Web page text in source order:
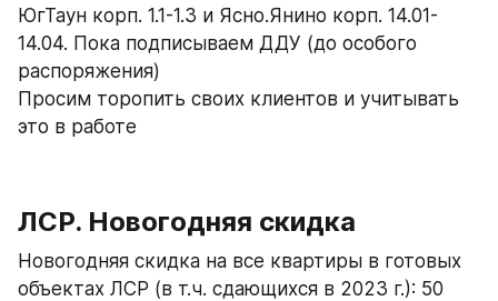
ЮгТаун корп. 1.1-1.3 и Ясно.Янино корп. 14.01-
14.04. Пока подписываем ДДУ (до особого
распоряжения)
Просим торопить своих клиентов и учитывать
это в работе
ЛСР. Новогодняя скидка
Новогодняя скидка на все квартиры в готовых
объектах ЛСР (в т.ч. сдающихся в 2023 г.): 50